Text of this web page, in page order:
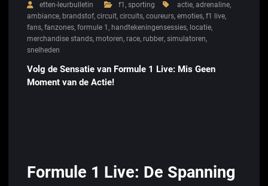
etten-leurbulletin f1 , sporting actie, adrenaline,
ambiance, brandstof, circuit, circuits, coureurs, emoties, f1 live,
fans, fanzones, formule 1 , handtekeningensessies, locatie,
merchandise stands, motoren, race, rubber, simulatoren,
snelheden
Volg de Sensatie van Formule 1 Live: Mis Geen
Moment van de Actie!
Formule 1 Live: De Spanning